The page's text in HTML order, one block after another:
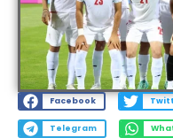
Facebook
Telegram